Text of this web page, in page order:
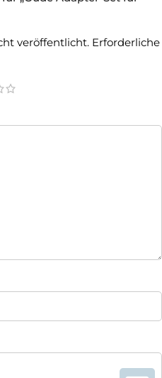
veröffentlicht. Erforderliche